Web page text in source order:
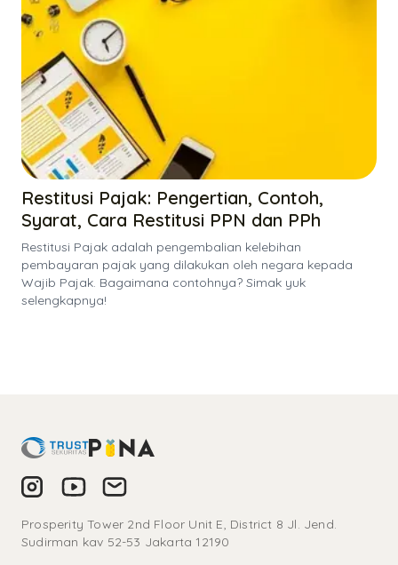
Restitusi Pajak: Pengertian, Contoh,
Syarat, Cara Restitusi PPN dan PPh
Restitusi Pajak adalah pengembalian kelebihan
pembayaran pajak yang dilakukan oleh negara kepada
Wajib Pajak. Bagaimana contohnya? Simak yuk
selengkapnya!
Prosperity Tower 2nd Floor Unit E, District 8 Jl. Jend.
Sudirman kav 52-53 Jakarta 12190